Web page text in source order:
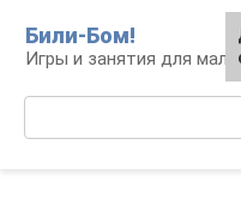
контенту
Били-Бом!
Игры и занятия для